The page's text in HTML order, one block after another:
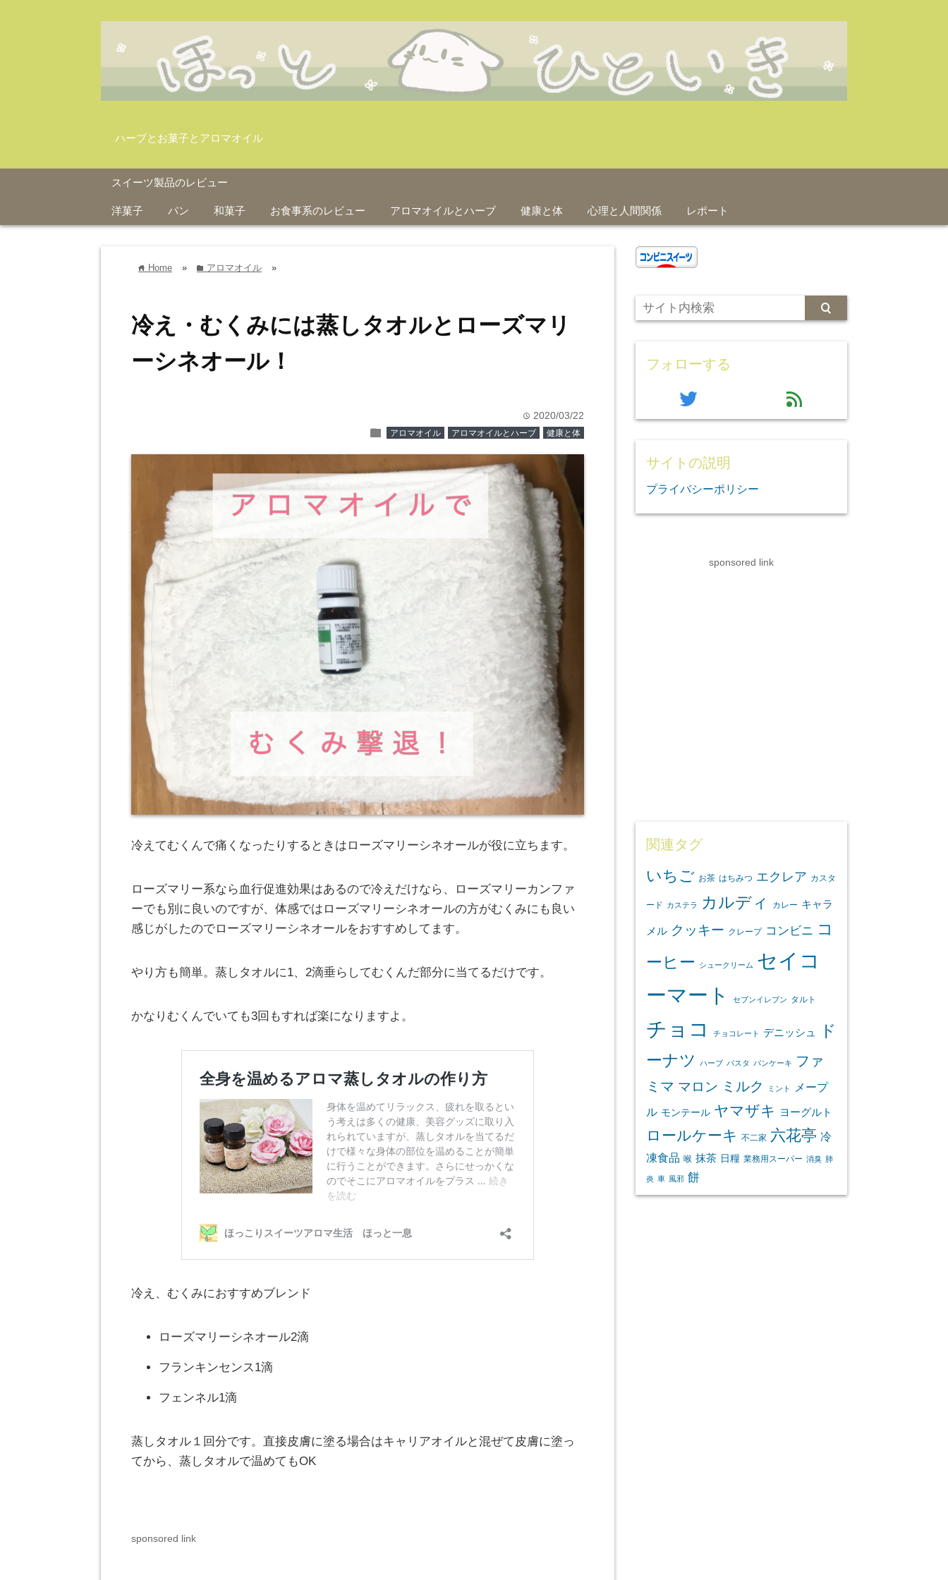
ハーブとお菓子とアロマオイル
スイーツ製品のレビュー
洋菓子 パン 和菓子 お食事系のレビュー アロマオイルとハーブ 健康と体 心理と人間関係 レポート
home Home » folder アロマオイル »
冷え・むくみには蒸しタオルとローズマリ
ーシネオール！
time 2020/03/22
folder アロマオイル アロマオイルとハーブ 健康と体
冷えてむくんで痛くなったりするときはローズマリーシネオールが役に立ちます。
ローズマリー系なら血行促進効果はあるので冷えだけなら、ローズマリーカンファ
ーでも別に良いのですが、体感ではローズマリーシネオールの方がむくみにも良い
感じがしたのでローズマリーシネオールをおすすめしてます。
やり方も簡単。蒸しタオルに1、2滴垂らしてむくんだ部分に当てるだけです。
かなりむくんでいても3回もすれば楽になりますよ。
冷え、むくみにおすすめブレンド
ローズマリーシネオール2滴
フランキンセンス1滴
フェンネル1滴
蒸しタオル１回分です。直接皮膚に塗る場合はキャリアオイルと混ぜて皮膚に塗っ
てから、蒸しタオルで温めてもOK
sponsored link
フォローする
twitter feed
サイトの説明
プライバシーポリシー
sponsored link
関連タグ
いちご お茶 はちみつ エクレア カスタ
ード カステラ カルディ カレー キャラ
メル クッキー クレープ コンビニ コ
ーヒー
シュークリーム セイコ
ーマート
セブンイレブン タルト
チョコ チョコレート デニッシュ
ド
ーナツ
ハーブ パスタ パンケーキ
ファ
ミマ マロン ミルク ミント
メープ
ル モンテール ヤマザキ ヨーグルト
ロールケーキ 不二家 六花亭 冷
凍食品 喉 抹茶 日糧 業務用スーパー 消臭 肺
炎 車 風邪 餅